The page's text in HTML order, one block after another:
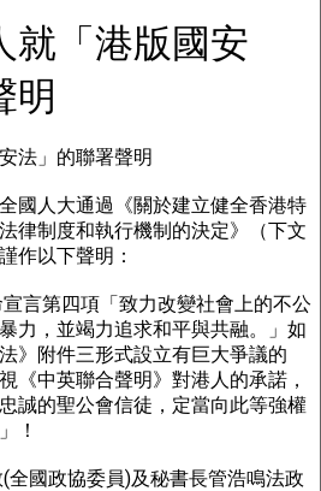
就「港版國安
明
法」的聯署聲明
國人大通過《關於建立健全香港特
律制度和執行機制的決定》（下文
作以下聲明：
言第四項「致力改變社會上的不公
力，並竭力追求和平與共融。」如
》附件三形式設立有巨大爭議的
《中英聯合聲明》對港人的承諾，
誠的聖公會信徒，定當向此等強權
！
全國政協委員)及秘書長管浩鳴法政